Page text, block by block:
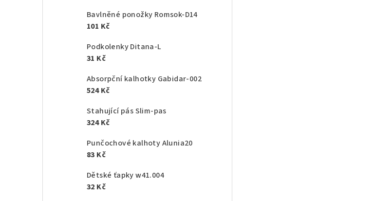
Bavlněné ponožky Romsok-D14
101 Kč
Podkolenky Ditana-L
31 Kč
Absorpční kalhotky Gabidar-002
524 Kč
Stahující pás Slim-pas
324 Kč
Punčochové kalhoty Alunia20
83 Kč
Dětské ťapky w41.004
32 Kč